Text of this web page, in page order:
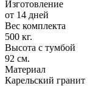
Изготовление
от 14 дней
Вес комплекта
500 кг.
Высота с тумбой
92 см.
Материал
Карельский гранит